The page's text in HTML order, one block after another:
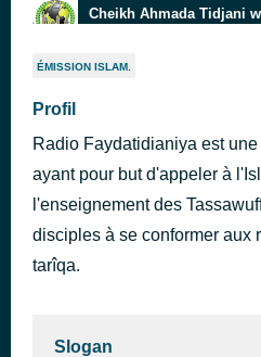
Cheikh Ahmada Tidjani
Hommage à Imame
Cheikh Ahmada Tidjani
09
Zikrou Samaou
Mouhammad Ndao Feat
ÉMISSION ISLAM.
Profil
Radio Faydatidianiya est
ayant pour but d'appeler à
l'enseignement des
disciples à se conformer aux
tarîqa.
Slogan